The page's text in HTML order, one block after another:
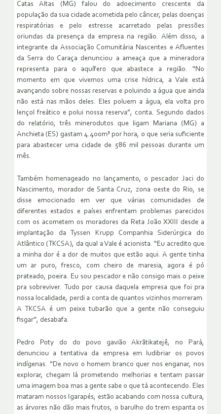
Catas Altas (MG) falou do adoecimento crescente da
população da sua cidade acometida pelo câncer, pelas doenças
respiratórias e pelo estresse acarretado pelas pressões
oriundas da presença da empresa na região. Além disso, a
integrante da Associação Comunitária Nascentes e Afluentes
da Serra do Caraça denunciou a ameaça que a mineradora
representa para o aquífero que abastece a região. “No
momento em que vivemos uma crise hídrica, a Vale está
avançando sobre nossas reservas e poluindo a água que ainda
não está nas mãos deles. Eles poluem a água, ela volta pro
lençol freático e polui nossa reserva”, conta. Segundo dados
do relatório, três minerodutos que ligam Mariana (MG) a
Anchieta (ES) gastam 4.400m³ por hora, o que seria suficiente
para abastecer uma cidade de 586 mil pessoas durante um
mês.
Também homenageado no lançamento, o pescador Jaci do
Nascimento, morador de Santa Cruz, zona oeste do Rio, se
disse emocionado em ver que várias comunidades de
diferentes estados e países enfrentam problemas parecidos
com os acometem os moradores da Reta João XXIII desde a
implantação da Tyssen Krupp Companhia Siderúrgica do
Atlântico (TKCSA), da qual a Vale é acionista. “Eu acredito que
a minha dor é a dor de muitos que estão aqui. A gente tinha
um ar puro, fresco, com cheiro de maresia, agora é pó
prateado, poeira. Eu sou pescador e não consigo mais o peixe
pra sobreviver. Tudo por causa daquela empresa que foi pra
nossa localidade, perdi a conta de quantos vizinhos morreram.
A TKCSA é um peixe tubarão que a gente não conseguiu
fisgar”, desabafa.
Pedro Poty do do povo gavião Akrãtikatejê, no Pará,
denunciou a tentativa da empresa em ludibriar os povos
indígenas. “De novo o homem branco quer nos enganar, nos
explorar, chegam lá prometendo melhorias e tentam passar
uma imagem boa mas a gente sabe o que tá acontecendo. Eles
mataram nossos Igarapés, estão acabando com nossa cultura,
as árvores não dão mais frutos, o barulho do trem espanta os